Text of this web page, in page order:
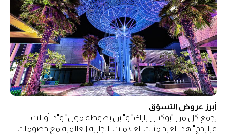
أبرز عروض التسوّق
يجمع كل من "بوكس بارك" و"ابن بطوطة مول" و"ذا أوتلت
فيليدج" هذا العيد مئات العلامات التجارية العالمية مع خصومات